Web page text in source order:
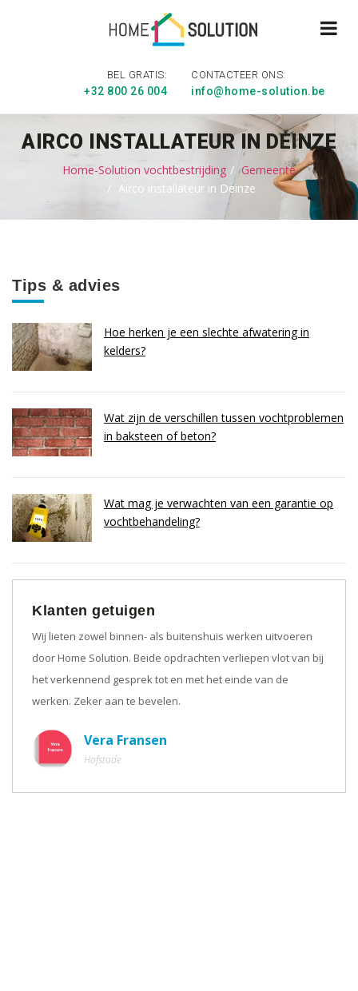
BEL GRATIS:
+32 800 26 004
CONTACTEER ONS:
info@home-solution.be
AIRCO INSTALLATEUR IN DEINZE
Home-Solution vochtbestrijding
Gemeente
Airco installateur in Deinze
Tips & advies
Hoe herken je een slechte afwatering in
kelders?
Wat zijn de verschillen tussen vochtproblemen
in baksteen of beton?
Wat mag je verwachten van een garantie op
vochtbehandeling?
Klanten getuigen
Wij lieten zowel binnen- als buitenshuis werken uitvoeren
door Home Solution. Beide opdrachten verliepen vlot van bij
het verkennend gesprek tot en met het einde van de
werken. Zeker aan te bevelen.
Vera Fransen
Hofstade